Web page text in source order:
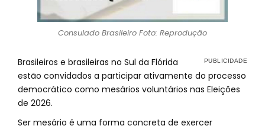
Consulado Brasileiro Foto: Reprodução
Brasileiros e brasileiras no Sul da Flórida
estão convidados a participar ativamente do processo
democrático como mesários voluntários nas Eleições
de 2026.
Ser mesário é uma forma concreta de exercer